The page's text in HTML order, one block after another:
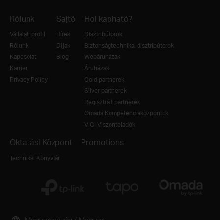
Rólunk
Vállalati profil
Rólunk
Kapcsolat
Karrier
Privacy Policy
Sajtó
Hírek
Díjak
Blog
Hol kapható?
Disztribútorok
Biztonságtechnikai disztribútorok
Webáruházak
Áruházak
Gold partnerek
Silver partnerek
Regisztrált partnerek
Omada Kompetenciaközpontok
VIGI Viszonteladók
Oktatási Központ
Technikai Könyvtár
Promotions